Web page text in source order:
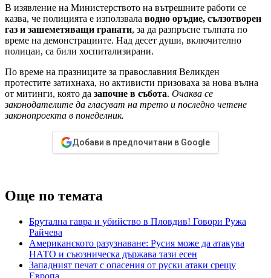
В изявление на Министерството на вътрешните работи се
казва, че полицията е използвала водно оръдие, сълзотворен
газ и зашеметяващи гранати, за да разпръсне тълпата по
време на демонстрациите. Над десет души, включително
полицаи, са били хоспитализирани.
По време на празниците за православния Великден
протестите затихнаха, но активисти призоваха за нова вълна
от митинги, която да започне в събота. Очаква се
законодателите да гласуват на трето и последно четене
законопроекта в понеделник.
Добави в предпочитани в Google
Още по темата
Брутална гавра и убийство в Пловдив! Говори Ружа
Райчева
Американското разузнаване: Русия може да атакува
НАТО и съюзническа държава тази есен
Западният печат с опасения от руски атаки срещу
Европа